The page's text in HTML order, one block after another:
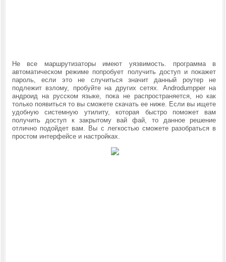
Не все маршрутизаторы имеют уязвимость. программа в
автоматическом режиме попробует получить доступ и покажет
пароль, если это не случиться значит данный роутер не
подлежит взлому, пробуйте на других сетях. Androdumpper на
андроид на русском языке, пока не распространяется, но как
только появиться то вы сможете скачать ее ниже. Если вы ищете
удобную системную утилиту, которая быстро поможет вам
получить доступ к закрытому вай фай, то данное решение
отлично подойдет вам. Вы с легкостью сможете разобраться в
простом интерфейсе и настройках.